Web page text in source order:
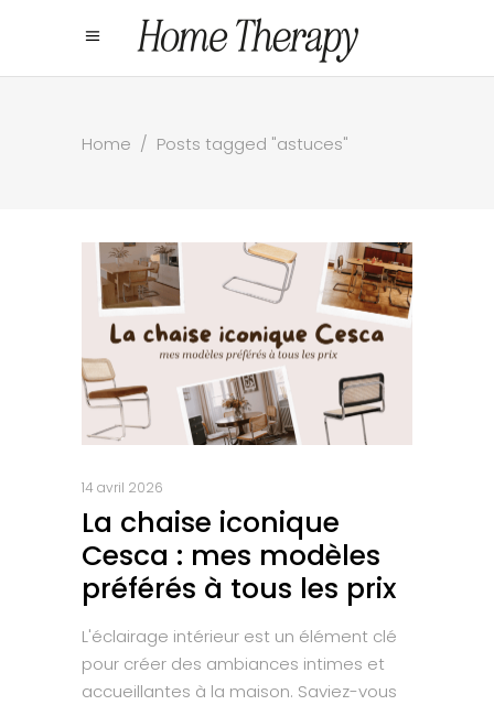
Home / Posts tagged "astuces"
14 avril 2026
La chaise iconique
Cesca : mes modèles
préférés à tous les prix
L'éclairage intérieur est un élément clé
pour créer des ambiances intimes et
accueillantes à la maison. Saviez-vous